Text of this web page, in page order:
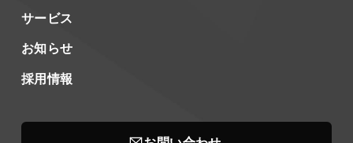
サービス
お知らせ
採用情報